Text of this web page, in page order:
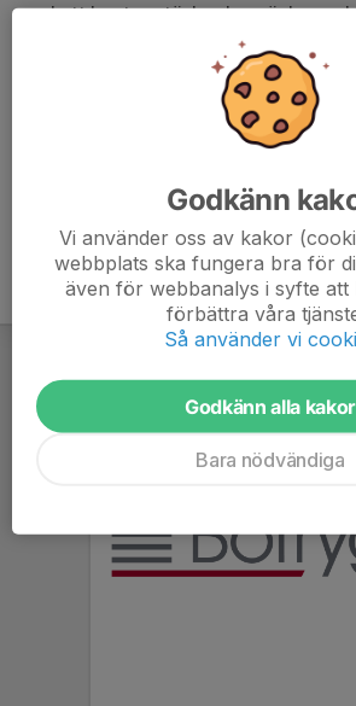
med att hantera tävlandes väskor
Passet är 10-18, vill man dela ett
fint. Ange det i svaret till kallelsen.
Godkänn
Vi använder oss av kakor
webbplats ska fungera bra för
även för webbanalys i syfte att
förbättra våra
Så använder vi
Godkänn alla kakor
Bara nödvändiga